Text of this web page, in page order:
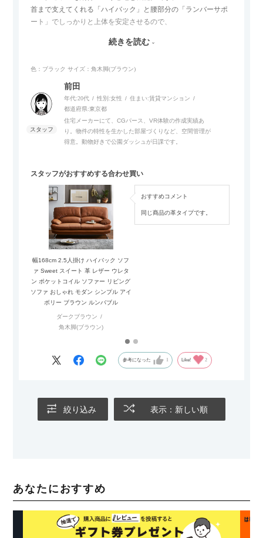
首まで支えてくれる「ハイバック」と腰部分の「ランバーサポ
ート」でしっかりと上体を安定させるので、
肘掛はちょうど良い高さの枕になっていて、横になるのに最
また、ハイバックソファで懸念されがちな狭い場所への搬入
も、背もたれが取り外し式になっているので、ラクに移動でき
ます◎
生地は「本革」「合皮」「ファブリック」から選べます。
サイズ展開や脚デザインのバリエージョンも豊富なので、組み
合わせ方でお客様オリジナルのセミオーダーが可能です。
続きを読む
色：ブラック サイズ：角木脚(ブラウン)
前田
年代:20代 性別:女性 住まい:賃貸マンション
都道府県:東京都
住宅メーカーにて、CGパース、VR体験の作成実績あ
り。物件の特性を生かした部屋づくりなど、空間管理が
得意。動物好きで公園ダッシュが日課です。
スタッフがおすすめする合わせ買い
幅168cm 2.5人掛け ハイバック ソフ
ァ Sweet スイート 革 レザー ウレタ
ン ポケットコイル ソファー リビング
ソファ おしゃれ モダン シンプル アイ
ボリー ブラウン ルンバブル
ダークブラウン
角木脚(ブラウン)
おすすめコメント
同じ商品の革タイプです。
参考になった Like! 2
絞り込み 表示：新しい順
あなたにおすすめ